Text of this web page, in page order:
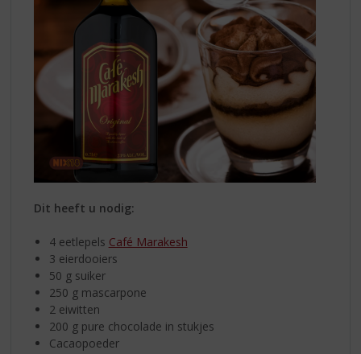
Dit heeft u nodig:
4 eetlepels Café Marakesh
3 eierdooiers
50 g suiker
250 g mascarpone
2 eiwitten
200 g pure chocolade in stukjes
Cacaopoeder